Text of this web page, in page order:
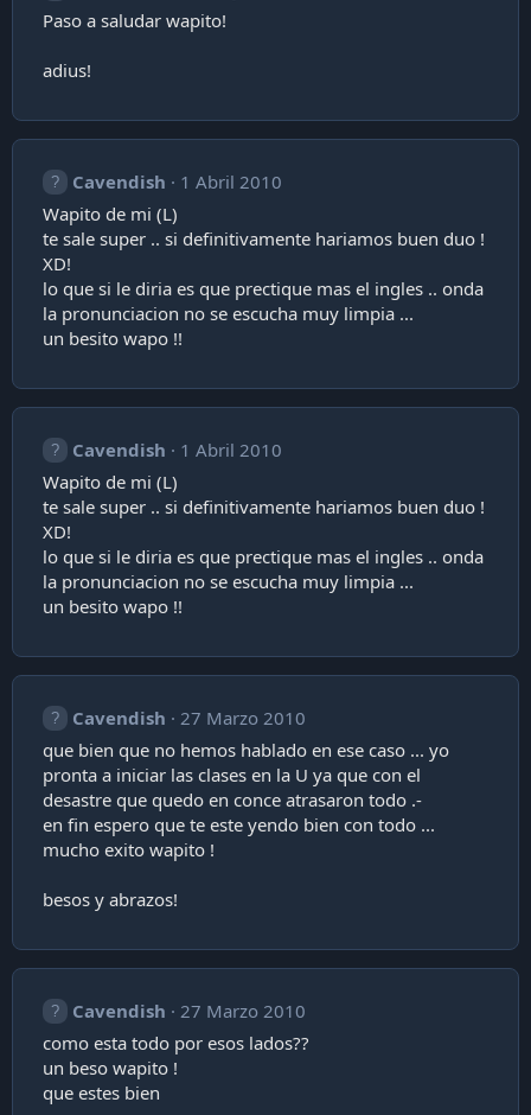
Paso a saludar wapito!
adius!
Cavendish
1 Abril 2010
Wapito de mi (L)
te sale super .. si definitivamente hariamos buen duo !
XD!
lo que si le diria es que prectique mas el ingles .. onda
la pronunciacion no se escucha muy limpia ...
un besito wapo !!
Cavendish
1 Abril 2010
Wapito de mi (L)
te sale super .. si definitivamente hariamos buen duo !
XD!
lo que si le diria es que prectique mas el ingles .. onda
la pronunciacion no se escucha muy limpia ...
un besito wapo !!
Cavendish
27 Marzo 2010
que bien que no hemos hablado en ese caso ... yo
pronta a iniciar las clases en la U ya que con el
desastre que quedo en conce atrasaron todo .-
en fin espero que te este yendo bien con todo ...
mucho exito wapito !
besos y abrazos!
Cavendish
27 Marzo 2010
como esta todo por esos lados??
un beso wapito !
que estes bien